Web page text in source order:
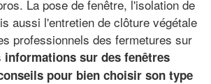
La pose de fenêtre, l'isolation de
aussi l'entretien de clôture végétale
professionnels des fermetures sur
informations sur des fenêtres
pour bien choisir son type